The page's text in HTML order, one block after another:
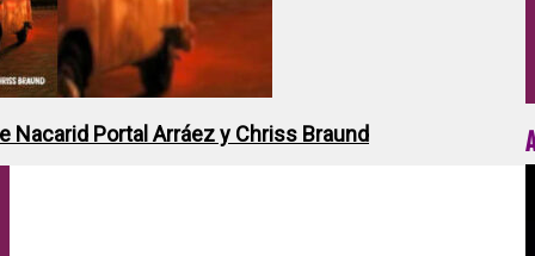
Nacarid Portal Arráez y Chriss Braund